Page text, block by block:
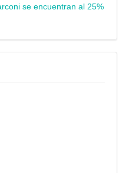
se encuentran al 25%